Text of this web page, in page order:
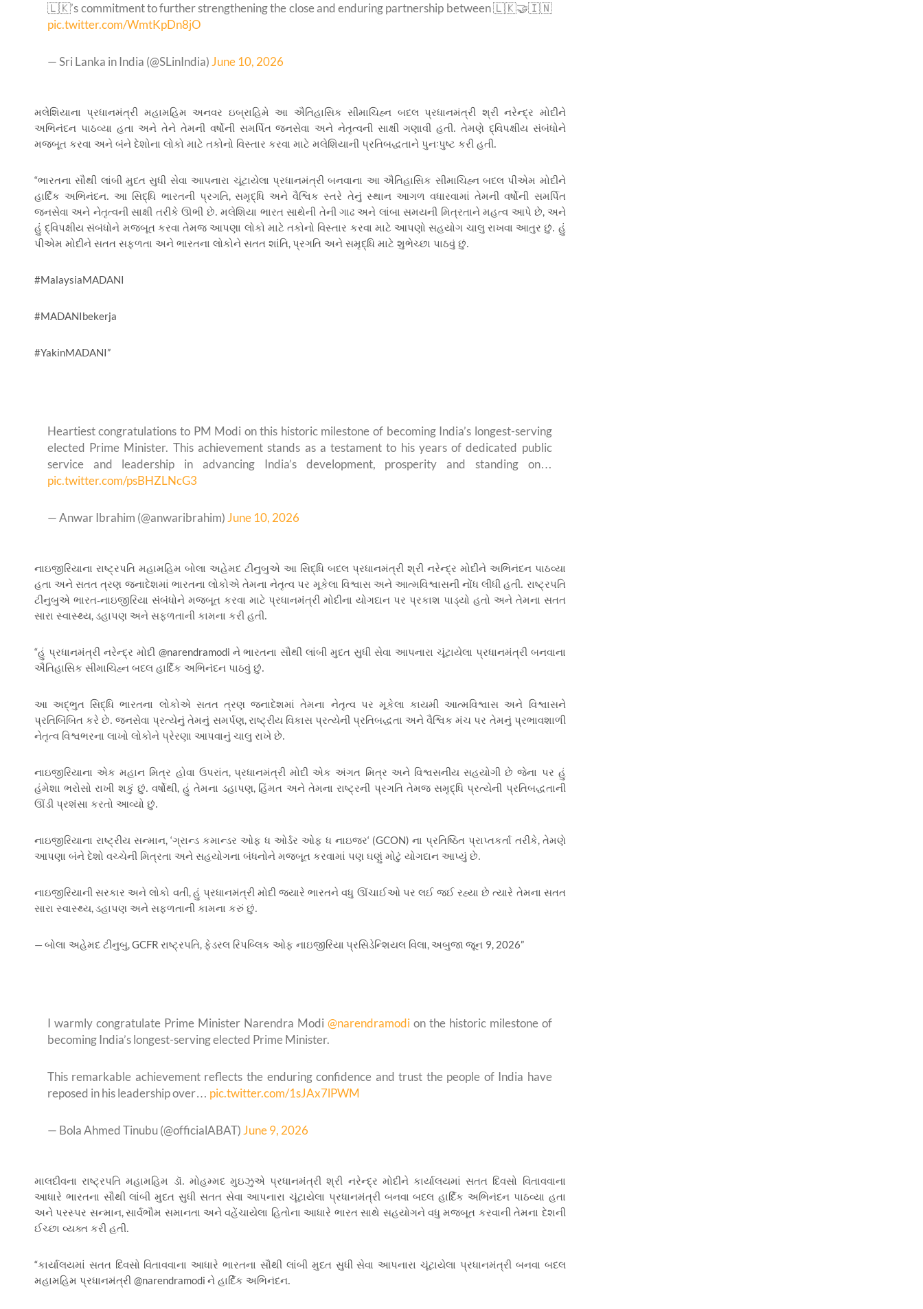
🇱🇰’s commitment to further strengthening the close and enduring partnership between 🇱🇰🤝🇮🇳
pic.twitter.com/WmtKpDn8jO
— Sri Lanka in India (@SLinIndia)June 10, 2026
મલેશિયાના પ્રધાનમંત્રી મહામહિમ અનવર ઇબ્રાહિમે આ ઐતિહાસિક સીમાચિહ્ન બદલ પ્રધાનમંત્રી શ્રી નરેન્દ્ર મોદીને
અભિનંદન પાઠવ્યા હતા અને તેને તેમની વર્ષોની સમર્પિત જનસેવા અને નેતૃત્વની સાક્ષી ગણાવી હતી. તેમણે દ્વિપક્ષીય સંબંધોને
મજબૂત કરવા અને બંને દેશોના લોકો માટે તકોનો વિસ્તાર કરવા માટે મલેશિયાની પ્રતિબદ્ધતાને પુનઃપુષ્ટ કરી હતી.
“ભારતના સૌથી લાંબી મુદત સુધી સેવા આપનારા ચૂંટાયેલા પ્રધાનમંત્રી બનવાના આ ઐતિહાસિક સીમાચિહ્ન બદલ પીએમ મોદીને
હાર્દિક અભિનંદન. આ સિદ્ધિ ભારતની પ્રગતિ, સમૃદ્ધિ અને વૈશ્વિક સ્તરે તેનું સ્થાન આગળ વધારવામાં તેમની વર્ષોની સમર્પિત
જનસેવા અને નેતૃત્વની સાક્ષી તરીકે ઊભી છે. મલેશિયા ભારત સાથેની તેની ગાઢ અને લાંબા સમયની મિત્રતાને મહત્વ આપે છે, અને
હું દ્વિપક્ષીય સંબંધોને મજબૂત કરવા તેમજ આપણા લોકો માટે તકોનો વિસ્તાર કરવા માટે આપણો સહયોગ ચાલુ રાખવા આતુર છું. હું
પીએમ મોદીને સતત સફળતા અને ભારતના લોકોને સતત શાંતિ, પ્રગતિ અને સમૃદ્ધિ માટે શુભેચ્છા પાઠવું છું.
#MalaysiaMADANI
#MADANIbekerja
#YakinMADANI”
Heartiest congratulations to PM Modi on this historic milestone of becoming India’s longest-serving
elected Prime Minister. This achievement stands as a testament to his years of dedicated public
service and leadership in advancing India’s development, prosperity and standing on…
pic.twitter.com/psBHZLNcG3
— Anwar Ibrahim (@anwaribrahim)June 10, 2026
નાઇજીરિયાના રાષ્ટ્રપતિ મહામહિમ બોલા અહેમદ ટીનુબુએ આ સિદ્ધિ બદલ પ્રધાનમંત્રી શ્રી નરેન્દ્ર મોદીને અભિનંદન પાઠવ્યા
હતા અને સતત ત્રણ જનાદેશમાં ભારતના લોકોએ તેમના નેતૃત્વ પર મૂકેલા વિશ્વાસ અને આત્મવિશ્વાસની નોંધ લીધી હતી. રાષ્ટ્રપતિ
ટીનુબુએ ભારત-નાઇજીરિયા સંબંધોને મજબૂત કરવા માટે પ્રધાનમંત્રી મોદીના યોગદાન પર પ્રકાશ પાડ્યો હતો અને તેમના સતત
સારા સ્વાસ્થ્ય,ડહાપણ અને સફળતાની કામના કરી હતી.
“હું પ્રધાનમંત્રી નરેન્દ્ર મોદી @narendramodi ને ભારતના સૌથી લાંબી મુદત સુધી સેવા આપનારા ચૂંટાયેલા પ્રધાનમંત્રી બનવાના
ઐતિહાસિક સીમાચિહ્ન બદલ હાર્દિક અભિનંદન પાઠવું છું.
આ અદ્ભુત સિદ્ધિ ભારતના લોકોએ સતત ત્રણ જનાદેશમાં તેમના નેતૃત્વ પર મૂકેલા કાયમી આત્મવિશ્વાસ અને વિશ્વાસને
પ્રતિબિંબિત કરે છે. જનસેવા પ્રત્યેનું તેમનું સમર્પણ,રાષ્ટ્રીય વિકાસ પ્રત્યેની પ્રતિબદ્ધતા અને વૈશ્વિક મંચ પર તેમનું પ્રભાવશાળી
નેતૃત્વ વિશ્વભરના લાખો લોકોને પ્રેરણા આપવાનું ચાલુ રાખે છે.
નાઇજીરિયાના એક મહાન મિત્ર હોવા ઉપરાંત, પ્રધાનમંત્રી મોદી એક અંગત મિત્ર અને વિશ્વસનીય સહયોગી છે જેના પર હું
હંમેશા ભરોસો રાખી શકું છું. વર્ષોથી, હું તેમના ડહાપણ, હિંમત અને તેમના રાષ્ટ્રની પ્રગતિ તેમજ સમૃદ્ધિ પ્રત્યેની પ્રતિબદ્ધતાની
ઊંડી પ્રશંસા કરતો આવ્યો છું.
નાઇજીરિયાના રાષ્ટ્રીય સન્માન, ‘ગ્રાન્ડ કમાન્ડર ઓફ ધ ઓર્ડર ઓફ ધ નાઇજર‘ (GCON) ના પ્રતિષ્ઠિત પ્રાપ્તકર્તા તરીકે, તેમણે
આપણા બંને દેશો વચ્ચેની મિત્રતા અને સહયોગના બંધનોને મજબૂત કરવામાં પણ ઘણું મોટું યોગદાન આપ્યું છે.
નાઇજીરિયાની સરકાર અને લોકો વતી,હું પ્રધાનમંત્રી મોદી જ્યારે ભારતને વધુ ઊંચાઈઓ પર લઈ જઈ રહ્યા છે ત્યારે તેમના સતત
સારા સ્વાસ્થ્ય,ડહાપણ અને સફળતાની કામના કરું છું.
— બોલા અહેમદ ટીનુબુ, GCFR રાષ્ટ્રપતિ,ફેડરલ રિપબ્લિક ઓફ નાઇજીરિયા પ્રસિડેન્શિયલ વિલા,અબુજા જૂન 9, 2026”
I warmly congratulate Prime Minister Narendra Modi @narendramodion the historic milestone of
becoming India’s longest-serving elected Prime Minister.
This remarkable achievement reflects the enduring confidence and trust the people of India have
reposed in his leadership over… pic.twitter.com/1sJAx7lPWM
— Bola Ahmed Tinubu (@officialABAT)June 9, 2026
માલદીવના રાષ્ટ્રપતિ મહામહિમ ડૉ. મોહમ્મદ મુઇઝુએ પ્રધાનમંત્રી શ્રી નરેન્દ્ર મોદીને કાર્યાલયમાં સતત દિવસો વિતાવવાના
આધારે ભારતના સૌથી લાંબી મુદત સુધી સતત સેવા આપનારા ચૂંટાયેલા પ્રધાનમંત્રી બનવા બદલ હાર્દિક અભિનંદન પાઠવ્યા હતા
અને પરસ્પર સન્માન,સાર્વભૌમ સમાનતા અને વહેંચાયેલા હિતોના આધારે ભારત સાથે સહયોગને વધુ મજબૂત કરવાની તેમના દેશની
ઈચ્છા વ્યક્ત કરી હતી.
“કાર્યાલયમાં સતત દિવસો વિતાવવાના આધારે ભારતના સૌથી લાંબી મુદત સુધી સેવા આપનારા ચૂંટાયેલા પ્રધાનમંત્રી બનવા બદલ
મહામહિમ પ્રધાનમંત્રી @narendramodi ને હાર્દિક અભિનંદન.